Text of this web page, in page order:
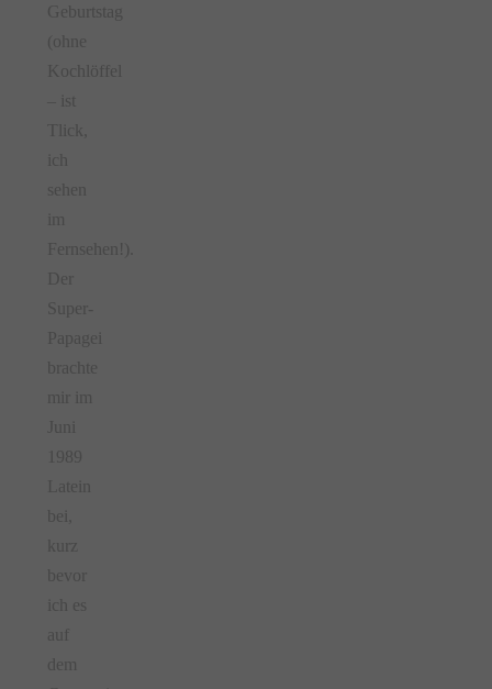
Geburtstag
(ohne
Kochlöffel
– ist
Tlick,
ich
sehen
im
Fernsehen!).
Der
Super-
Papagei
brachte
mir im
1989
Latein
bei,
kurz
bevor
ich es
auf
dem